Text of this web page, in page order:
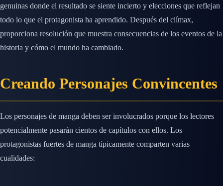
genuinas donde el resultado se siente incierto y elecciones que reflejan
todo lo que el protagonista ha aprendido. Después del clímax,
proporciona resolución que muestra consecuencias de los eventos de la
historia y cómo el mundo ha cambiado.
Creando Personajes Convincentes
Los personajes de manga deben ser involucrados porque los lectores
potencialmente pasarán cientos de capítulos con ellos. Los
protagonistas fuertes de manga típicamente comparten varias
cualidades: